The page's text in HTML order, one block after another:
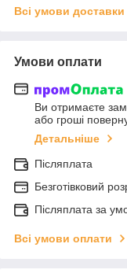
Всі умови доставки
Умови оплати
Ви отримаєте
або гроші
Детальніше
Післяплата
Безготівковий
Післяплата за
Всі умови оплати